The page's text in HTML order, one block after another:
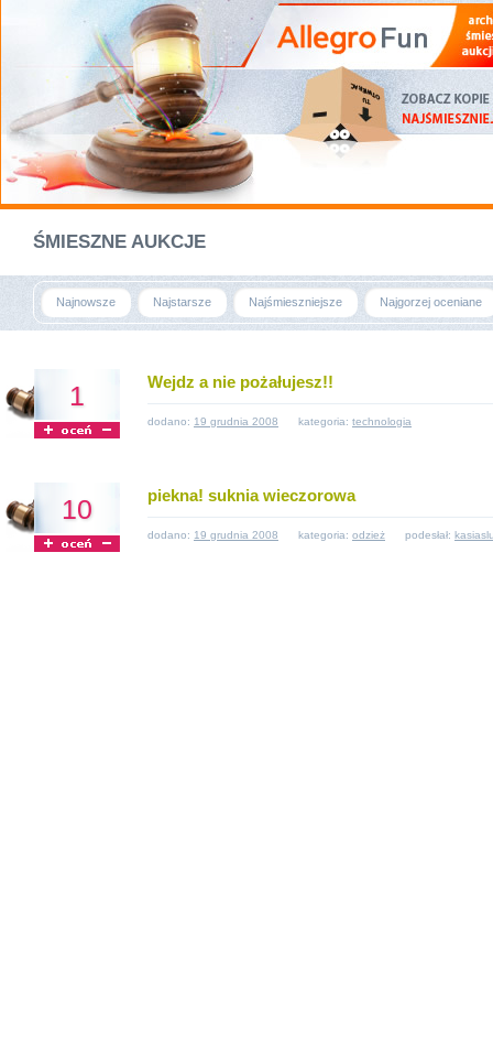
ŚMIESZNE AUKCJE
Najnowsze Najstarsze Najśmieszniejsze Najgorzej oceniane
1 Wejdz a nie pożałujesz!!
dodano: 19 grudnia 2008 kategoria: technologia
10 piekna! suknia wieczorowa
dodano: 19 grudnia 2008 kategoria: odzież podesłał: